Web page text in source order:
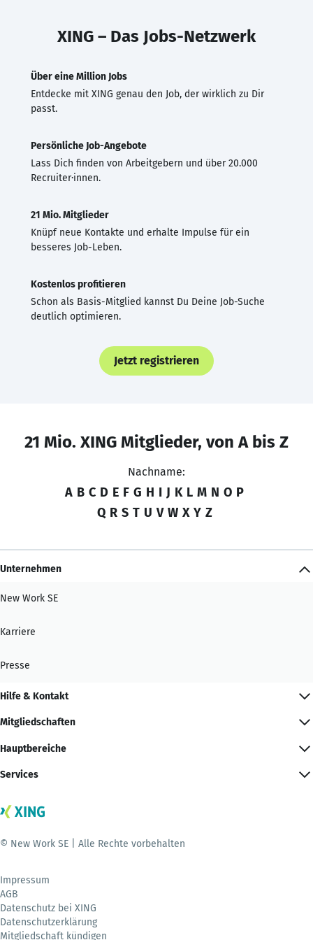
XING – Das Jobs-Netzwerk
Über eine Million Jobs
Entdecke mit XING genau den Job, der wirklich zu Dir
passt.
Persönliche Job-Angebote
Lass Dich finden von Arbeitgebern und über 20.000
Recruiter·innen.
21 Mio. Mitglieder
Knüpf neue Kontakte und erhalte Impulse für ein
besseres Job-Leben.
Kostenlos profitieren
Schon als Basis-Mitglied kannst Du Deine Job-Suche
deutlich optimieren.
Jetzt registrieren
21 Mio. XING Mitglieder, von A bis Z
Nachname:
A B C D E F G H I J K L M N O P
Q R S T U V W X Y Z
Unternehmen
New Work SE
Karriere
Presse
Hilfe & Kontakt
Mitgliedschaften
Hauptbereiche
Services
© New Work SE | Alle Rechte vorbehalten
Impressum
AGB
Datenschutz bei XING
Datenschutzerklärung
Mitgliedschaft kündigen